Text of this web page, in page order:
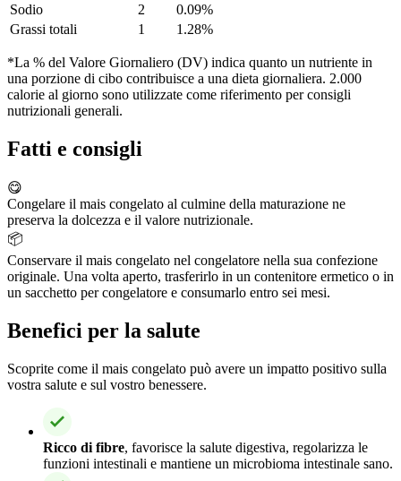
Sodio
2
0.09%
Grassi totali
1 1.28%
*La % del Valore Giornaliero (DV) indica quanto un nutriente in
una porzione di cibo contribuisce a una dieta giornaliera. 2.000
calorie al giorno sono utilizzate come riferimento per consigli
nutrizionali generali.
Fatti e consigli
😋
Congelare il mais congelato al culmine della maturazione ne
preserva la dolcezza e il valore nutrizionale.
📦
Conservare il mais congelato nel congelatore nella sua confezione
originale. Una volta aperto, trasferirlo in un contenitore ermetico o in
un sacchetto per congelatore e consumarlo entro sei mesi.
Benefici per la salute
Scoprite come il mais congelato può avere un impatto positivo sulla
vostra salute e sul vostro benessere.
Ricco di fibre, favorisce la salute digestiva, regolarizza le
funzioni intestinali e mantiene un microbioma intestinale sano.